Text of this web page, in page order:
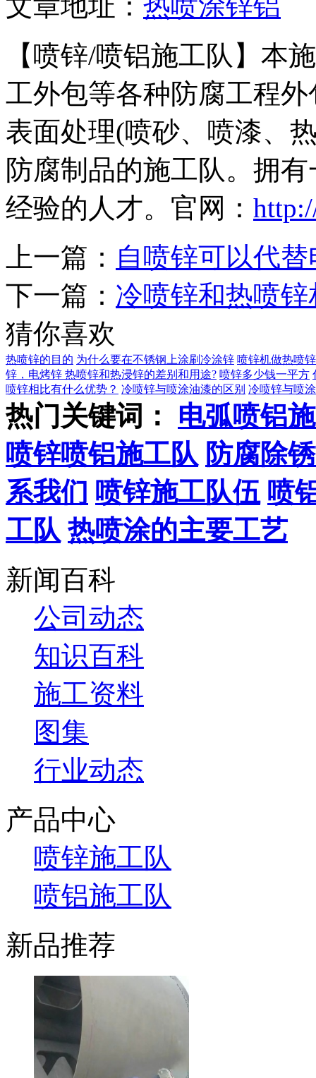
【喷锌/喷铝施工队】本
工外包等各种防腐工程
表面处理(喷砂、喷漆、
防腐制品的施工队。拥
经验的人才。官网：
上一篇： 自喷锌可以代
下一篇： 冷喷锌和热喷
猜你喜欢
热喷锌的目的 为什么要在不锈钢上涂刷冷涂锌 喷锌机做热喷
锌，电烤锌 热喷锌和热浸锌的差别和用途? 喷锌多少钱一平方
喷锌相比有什么优势？ 冷喷锌与喷涂油漆的区别 冷喷锌与喷
热门关键词：
电弧喷铝
喷锌喷铝施工队 防腐除
系我们 喷锌施工队伍 喷
工队 热喷涂的主要工艺
新闻百科
公司动态
知识百科
施工资料
图集
行业动态
产品中心
喷锌施工队
喷铝施工队
新品推荐